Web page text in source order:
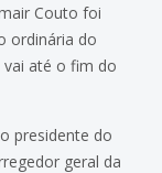
Couto foi
ordinária do
até o fim do
presidente do
geral da